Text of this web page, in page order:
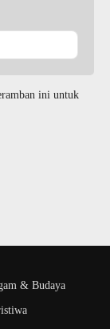
ini untuk
& Budaya